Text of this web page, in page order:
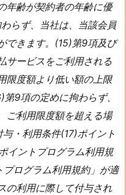
年齢が契約者の年齢に優
らず、当社は、当該会員
できます。(15)第9項及び
サービスをご利用される
限度額より低い額の上限
9項の定めに拘わらず、
ご利用限度額を超える場
・利用条件(17)ポイント
イントプログラム利用規
ログラム利用規約」が適
の利用に際して付与され